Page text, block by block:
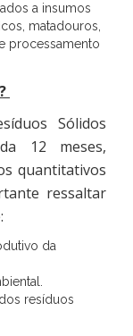
a insumos
matadouros,
processamento
Sólidos
12 meses,
quantitativos
ressaltar
da
resíduos